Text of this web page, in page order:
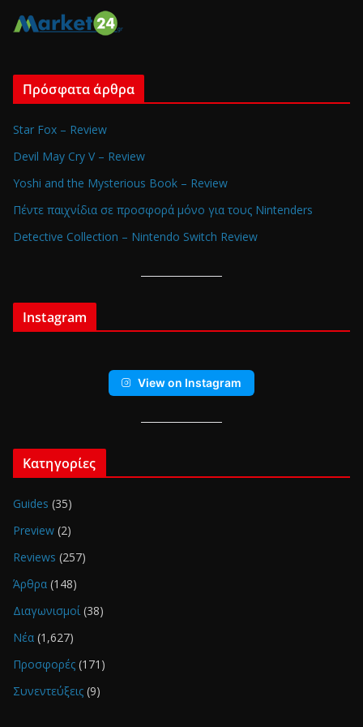
Πρόσφατα άρθρα
Star Fox – Review
Devil May Cry V – Review
Yoshi and the Mysterious Book – Review
Πέντε παιχνίδια σε προσφορά μόνο για τους Nintenders
Detective Collection – Nintendo Switch Review
Instagram
View on Instagram
Κατηγορίες
Guides (35)
Preview (2)
Reviews (257)
Άρθρα (148)
Διαγωνισμοί (38)
Νέα (1,627)
Προσφορές (171)
Συνεντεύξεις (9)